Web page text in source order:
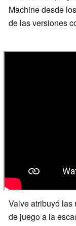
Machine desde
de las versiones
Valve atribuyó
de juego a la